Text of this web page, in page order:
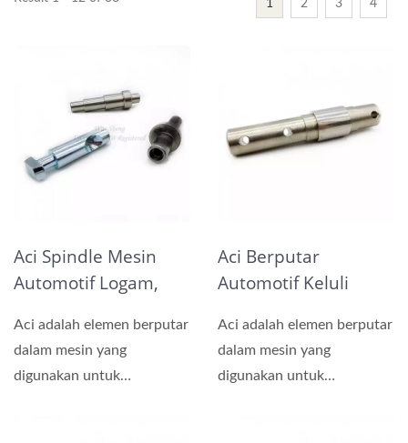
1 2 3 4
Aci Spindle Mesin
Automotif Logam,
Aci adalah elemen berputar
dalam mesin yang
digunakan untuk
Aci Berputar
Automotif Keluli
Aci adalah elemen berputar
dalam mesin yang
digunakan untuk